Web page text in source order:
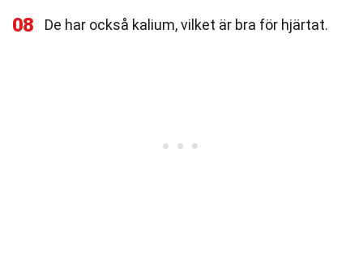
08 De har också kalium, vilket är bra för hjärtat.